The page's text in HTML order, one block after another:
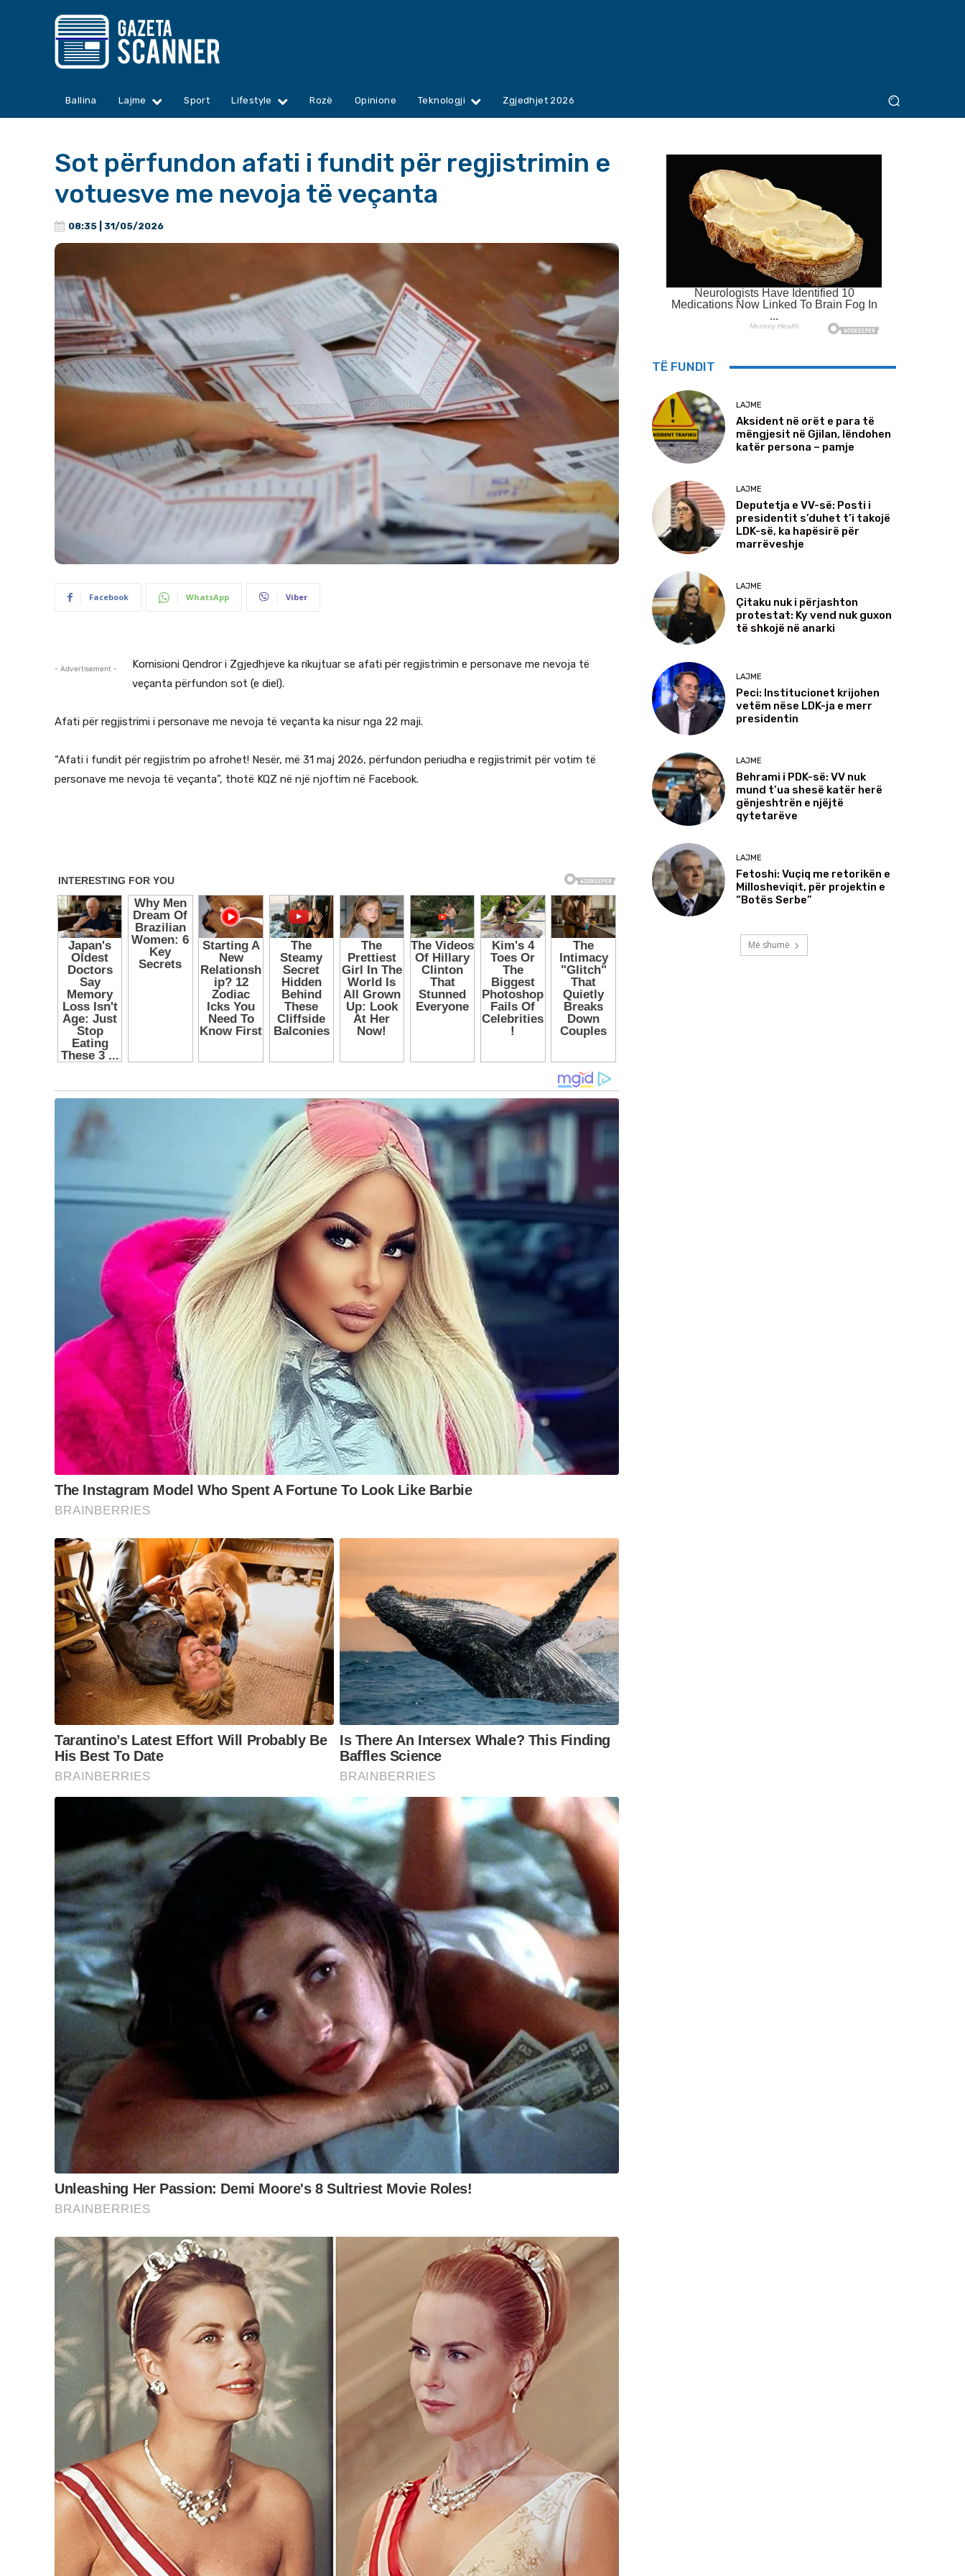
Ballina Lajme Sport Lifestyle Rozë Opinione Teknologji Zgjedhjet 2026
Sot përfundon afati i fundit për regjistrimin e
votuesve me nevoja të veçanta
08:35 | 31/05/2026
Facebook WhatsApp Viber
- Advertisement -
Komisioni Qendror i Zgjedhjeve ka rikujtuar se afati për regjistrimin e personave me nevoja të
veçanta përfundon sot (e diel).
Afati për regjistrimi i personave me nevoja të veçanta ka nisur nga 22 maji.
“Afati i fundit për regjistrim po afrohet! Nesër, më 31 maj 2026, përfundon periudha e regjistrimit për votim të
personave me nevoja të veçanta”, thotë KQZ në një njoftim në Facebook.
TË FUNDIT
LAJME
Aksident në orët e para të
mëngjesit në Gjilan, lëndohen
katër persona – pamje
LAJME
Deputetja e VV-së: Posti i
presidentit s’duhet t’i takojë
LDK-së, ka hapësirë për
marrëveshje
LAJME
Çitaku nuk i përjashton
protestat: Ky vend nuk guxon
të shkojë në anarki
LAJME
Peci: Institucionet krijohen
vetëm nëse LDK-ja e merr
presidentin
LAJME
Behrami i PDK-së: VV nuk
mund t’ua shesë katër herë
gënjeshtrën e njëjtë
qytetarëve
LAJME
Fetoshi: Vuçiq me retorikën e
Millosheviqit, për projektin e
“Botës Serbe”
Më shumë